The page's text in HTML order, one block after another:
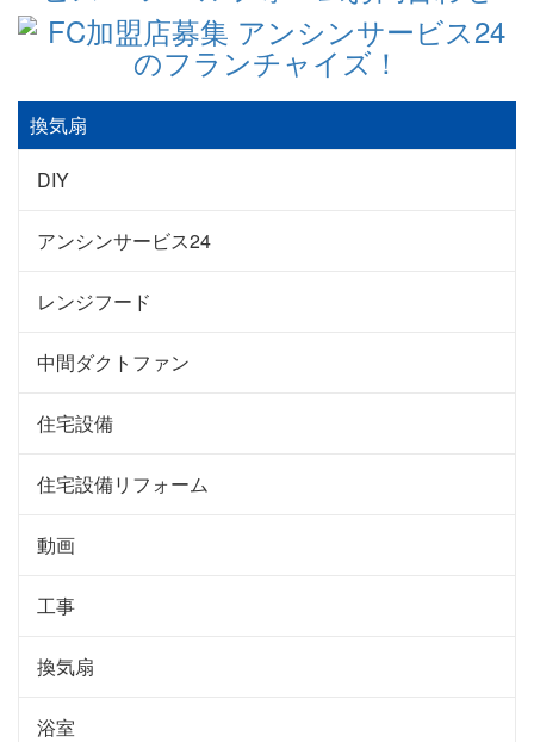
換気扇
DIY
アンシンサービス24
レンジフード
中間ダクトファン
住宅設備
住宅設備リフォーム
動画
工事
換気扇
浴室